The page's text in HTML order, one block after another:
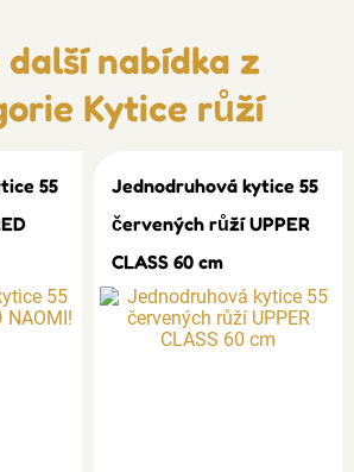
další nabídka z
Kytice růží
55
Jednodruhová kytice 55
červených růží UPPER
CLASS 60 cm